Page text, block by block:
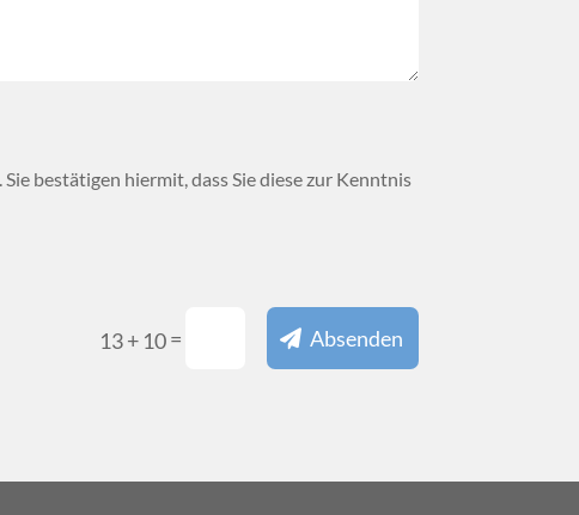
. Sie bestätigen hiermit, dass Sie diese zur Kenntnis
13 + 10= Absenden